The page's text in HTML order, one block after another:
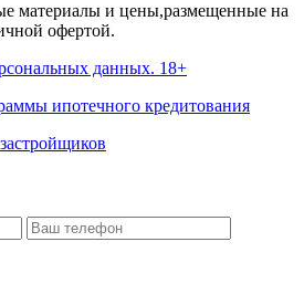
материалы и цены,размещенные на
офертой.
данных. 18+
ипотечного кредитования